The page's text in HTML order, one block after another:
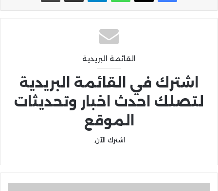
القائمة البريدية
اشترك في القائمة البريدية
لتصلك احدث اخبار وتحديثات
الموقع
اشترك الآن.